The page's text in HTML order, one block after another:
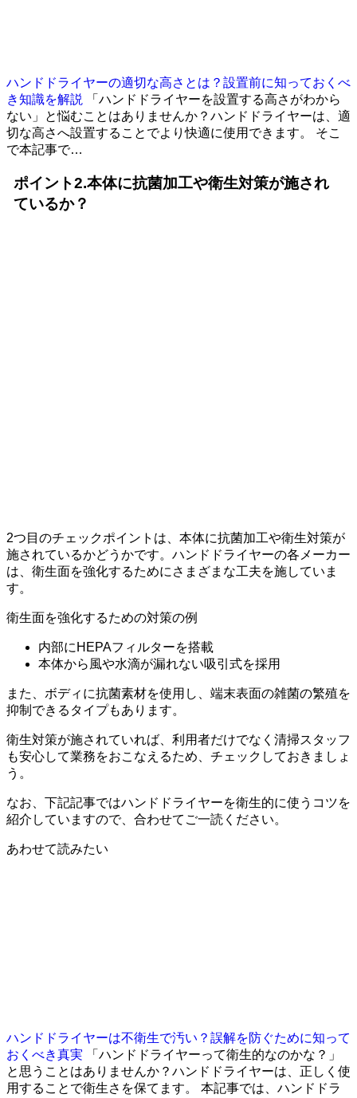
ハンドドライヤーの適切な高さとは？設置前に知っておくべ
き知識を解説
「ハンドドライヤーを設置する高さがわから
ない」と悩むことはありませんか？ハンドドライヤーは、適
切な高さへ設置することでより快適に使用できます。 そこ
で本記事で…
ポイント2.本体に抗菌加工や衛生対策が施され
ているか？
2つ目のチェックポイントは、本体に抗菌加工や衛生対策が
施されているかどうかです。ハンドドライヤーの各メーカー
は、衛生面を強化するためにさまざまな工夫を施していま
す。
衛生面を強化するための対策の例
内部にHEPAフィルターを搭載
本体から風や水滴が漏れない吸引式を採用
また、ボディに抗菌素材を使用し、端末表面の雑菌の繁殖を
抑制できるタイプもあります。
衛生対策が施されていれば、利用者だけでなく清掃スタッフ
も安心して業務をおこなえるため、チェックしておきましょ
う。
なお、下記記事ではハンドドライヤーを衛生的に使うコツを
紹介していますので、合わせてご一読ください。
あわせて読みたい
ハンドドライヤーは不衛生で汚い？誤解を防ぐために知って
おくべき真実
「ハンドドライヤーって衛生的なのかな？」
と思うことはありませんか？ハンドドライヤーは、正しく使
用することで衛生さを保てます。 本記事では、ハンドドラ